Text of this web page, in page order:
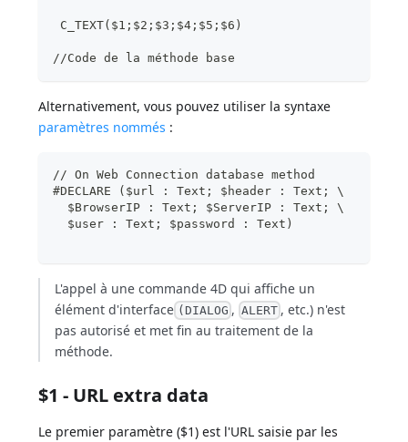
C_TEXT($1;$2;$3;$4;$5;$6)
//Code de la méthode base
Alternativement, vous pouvez utiliser la syntaxe
paramètres nommés :
// On Web Connection database method
#DECLARE ($url : Text; $header : Text; \
  $BrowserIP : Text; $ServerIP : Text; \
  $user : Text; $password : Text)
L'appel à une commande 4D qui affiche un
élément d'interface (DIALOG , ALERT , etc.) n'est
pas autorisé et met fin au traitement de la
méthode.
$1 - URL extra data
Le premier paramètre ($1) est l'URL saisie par les